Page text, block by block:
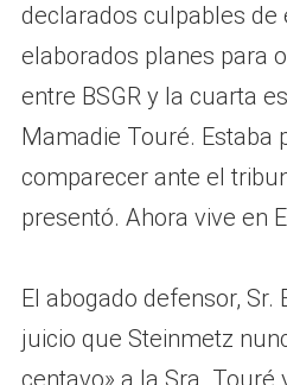
declarados culpables de
elaborados planes para
entre BSGR y la cuarta
Mamadie Touré. Estaba
comparecer ante el
presentó. Ahora vive en
El abogado defensor, Sr.
juicio que Steinmetz
centavo» a la Sra. Touré